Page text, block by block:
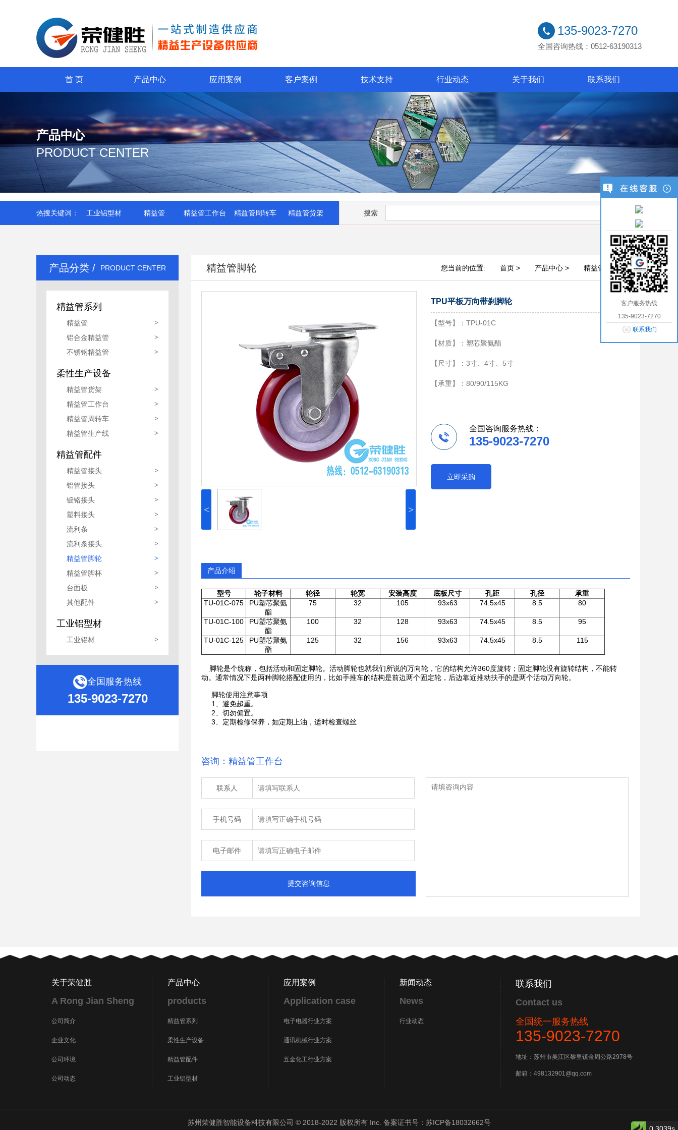
135-9023-7270
全国咨询热线：0512-63190313
首 页 产品中心 应用案例 客户案例 技术支持 行业动态 关于我们 联系我们
产品中心
PRODUCT CENTER
热搜关键词： 工业铝型材 精益管 精益管工作台 精益管周转车 精益管货架 搜索
产品分类 / PRODUCT CENTER
精益管系列
精益管 >
铝合金精益管 >
不锈钢精益管 >
柔性生产设备
精益管货架 >
精益管工作台 >
精益管周转车 >
精益管生产线 >
精益管配件
精益管接头 >
铝管接头 >
镀铬接头 >
塑料接头 >
流利条 >
流利条接头 >
精益管脚轮 >
精益管脚杯 >
台面板 >
其他配件 >
工业铝型材
工业铝材 >
全国服务热线
135-9023-7270
精益管脚轮 您当前的位置: 首页 > 产品中心 > 精益管脚轮 >
< >
TPU平板万向带刹脚轮
【型号】：TPU-01C
【材质】：塑芯聚氨酯
【尺寸】：3寸、4寸、5寸
【承重】：80/90/115KG
全国咨询服务热线：
135-9023-7270
立即采购
产品介绍
型号 轮子材料 轮径 轮宽 安装高度 底板尺寸 孔距 孔径
承重
TU-01C-075
PU塑芯聚氨
酯
75 32 105 93x63 74.5x45 8.5 80
TU-01C-100 PU塑芯聚氨
酯
100 32 128 93x63 74.5x45 8.5 95
TU-01C-125 PU塑芯聚氨
酯
125 32 156 93x63 74.5x45 8.5 115
脚轮是个统称，包括活动和固定脚轮。活动脚轮也就我们所说的万向轮，它的结构允许360度旋转；固定脚轮没有旋转结构，不能转
动。通常情况下是两种脚轮搭配使用的，比如手推车的结构是前边两个固定轮，后边靠近推动扶手的是两个活动万向轮。
脚轮使用注意事项
1、避免超重。
2、切勿偏置。
3、定期检修保养，如定期上油，适时检查螺丝
咨询：精益管工作台
联系人
手机号码
电子邮件
提交咨询信息
关于荣健胜
A Rong Jian Sheng
公司简介
企业文化
公司环境
公司动态
产品中心
products
精益管系列
柔性生产设备
精益管配件
工业铝型材
应用案例
Application case
电子电器行业方案
通讯机械行业方案
五金化工行业方案
新闻动态
News
行业动态
联系我们
Contact us
全国统一服务热线
135-9023-7270
地址：苏州市吴江区黎里镇金周公路2978号
邮箱：498132901@qq.com
苏州荣健胜智能设备科技有限公司 © 2018-2022 版权所有 Inc. 备案证书号： 苏ICP备18032662号
客户服务热线
135-9023-7270
联系我们